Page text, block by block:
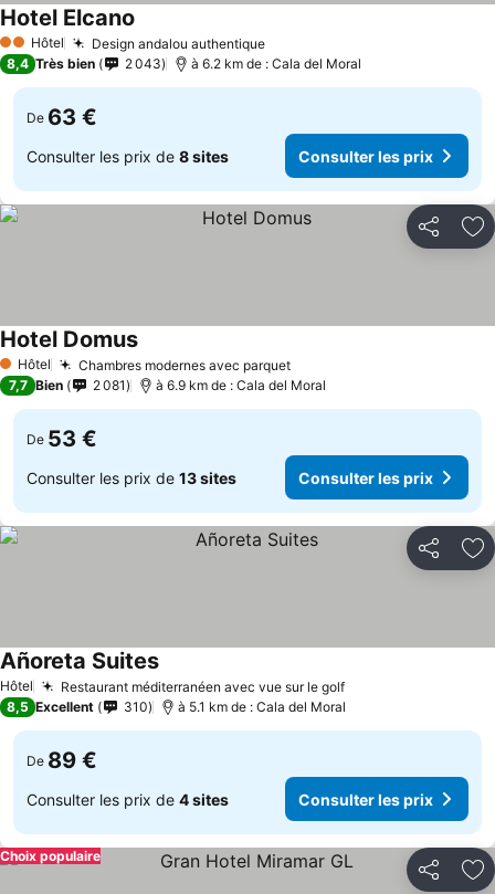
2 Étoiles
Hôtel Design andalou authentiqueConsulter les prix
Hotel Elcano
8,4 Très bien 2 043 à 6.2 km de : Cala del Moral
De 63 €
Consulter les prix de 8 sites Consulter les prix
Partager
1 Étoiles
Hôtel Chambres modernes avec parquetConsulter les prix
Hotel DomusConsulter les prix
7,7 Bien 2 081 à 6.9 km de : Cala del Moral
De 53 €
Consulter les prix de 13 sites Consulter les prix
Partager
Hôtel Restaurant méditerranéen avec vue sur le golfConsulter les prix
Añoreta SuitesConsulter les prix
8,5 Excellent 310 à 5.1 km de : Cala del Moral
De 89 €
Consulter les prix de 4 sites Consulter les prix
Partager
Choix populaire